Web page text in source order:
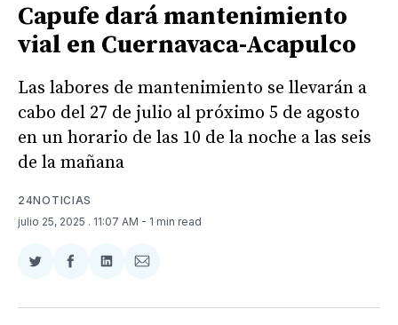
Capufe dará mantenimiento
vial en Cuernavaca-Acapulco
Las labores de mantenimiento se llevarán a
cabo del 27 de julio al próximo 5 de agosto
en un horario de las 10 de la noche a las seis
de la mañana
24NOTICIAS
julio 25, 2025 . 11:07 AM - 1 min read
Compartir
Twitter
Compartir
Facebook
Compartir
LinkedIn
Compartir
Email